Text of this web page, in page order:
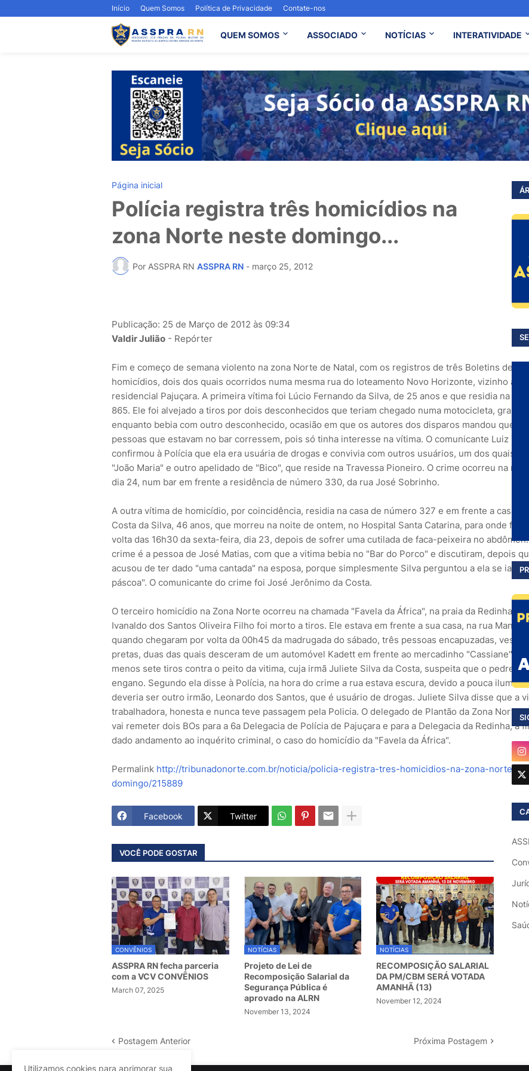
Início Quem Somos Política de Privacidade Contate-nos
QUEM SOMOS ASSOCIADO NOTÍCIAS INTERATIVIDADE
Página inicial
Polícia registra três homicídios na
zona Norte neste domingo...
Por ASSPRA RN ASSPRA RN - março 25, 2012
Publicação: 25 de Março de 2012 às 09:34
Valdir Julião - Repórter
Fim e começo de semana violento na zona Norte de Natal, com os registros de três Boletins de
homicídios, dois dos quais ocorridos numa mesma rua do loteamento Novo Horizonte, vizinho ao
residencial Pajuçara. A primeira vítima foi Lúcio Fernando da Silva, de 25 anos e que residia na
865. Ele foi alvejado a tiros por dois desconhecidos que teriam chegado numa motocicleta,
enquanto bebia com outro desconhecido, ocasião em que os autores dos disparos mandou que as
pessoas que estavam no bar corressem, pois só tinha interesse na vítima. O comunicante Luiz
confirmou à Polícia que ela era usuária de drogas e convivia com outros usuários, um dos quais
"João Maria" e outro apelidado de "Bico", que reside na Travessa Pioneiro. O crime ocorreu na
dia 24, num bar em frente a residência de número 330, da rua José Sobrinho.
A outra vítima de homicídio, por coincidência, residia na casa de número 327 e em frente a casa
Costa da Silva, 46 anos, que morreu na noite de ontem, no Hospital Santa Catarina, para onde foi
volta das 16h30 da sexta-feira, dia 23, depois de sofrer uma cutilada de faca-peixeira no
crime é a pessoa de José Matias, com que a vitima bebia no "Bar do Porco" e discutiram, depois
acusou de ter dado "uma cantada" na esposa, porque simplesmente Silva perguntou a ela se ia
páscoa". O comunicante do crime foi José Jerônimo da Costa.
O terceiro homicídio na Zona Norte ocorreu na chamada "Favela da África", na praia da Redinha,
Ivanaldo dos Santos Oliveira Filho foi morto a tiros. Ele estava em frente a sua casa, na rua
quando chegaram por volta da 00h45 da madrugada do sábado, três pessoas encapuzadas,
pretas, duas das quais desceram de um automóvel Kadett em frente ao mercadinho "Cassiane" e
menos sete tiros contra o peito da vitima, cuja irmã Juliete Silva da Costa, suspeita que o
engano. Segundo ela disse à Polícia, na hora do crime a rua estava escura, devido a pouca
deveria ser outro irmão, Leonardo dos Santos, que é usuário de drogas. Juliete Silva disse que a
trabalhadora, honesta e nunca teve passagem pela Policia. O delegado de Plantão da Zona Norte,
vai remeter dois BOs para a 6a Delegacia de Polícia de Pajuçara e para a Delegacia da Redinha, a
dado andamento ao inquérito criminal, o caso do homicídio da "Favela da África".
Permalink http://tribunadonorte.com.br/noticia/policia-registra-tres-homicidios-na-zona-norte-
domingo/215889
Facebook Twitter
VOCÊ PODE GOSTAR
CONVÊNIOS
ASSPRA RN fecha parceria
com a VCV CONVÊNIOS
March 07, 2025
NOTÍCIAS
Projeto de Lei de
Recomposição Salarial da
Segurança Pública é
aprovado na ALRN
November 13, 2024
NOTÍCIAS
RECOMPOSIÇÃO SALARIAL
DA PM/CBM SERÁ VOTADA
AMANHÃ (13)
November 12, 2024
Postagem Anterior Próxima Postagem
Utilizamos cookies para aprimorar sua